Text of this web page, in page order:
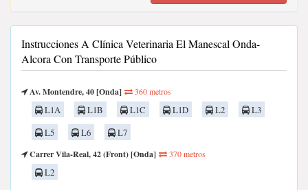
Instrucciones A Clínica Veterinaria El Manescal Onda-
Alcora Con Transporte Público
Av. Montendre, 40 [Onda] 360 metros
L1A L1B L1C L1D L2
L3
L5
L6
L7
Carrer Vila-Real, 42 (Front) [Onda]
370 metros
L2